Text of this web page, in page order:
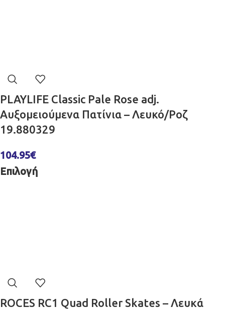
PLAYLIFE Classic Pale Rose adj.
Αυξομειούμενα Πατίνια – Λευκό/Ροζ
19.880329
104.95€
Επιλογή
ROCES RC1 Quad Roller Skates – Λευκά